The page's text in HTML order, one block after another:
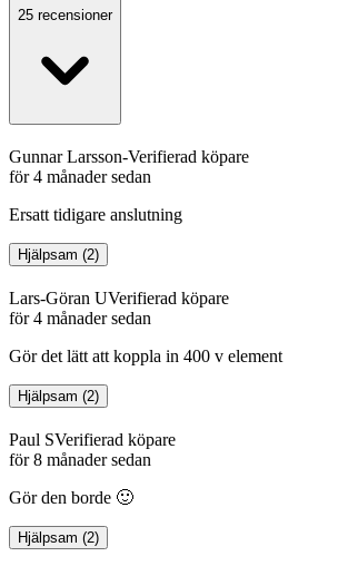
25 recensioner
Gunnar Larsson-Verifierad köpare
för 4 månader sedan
Ersatt tidigare anslutning
Hjälpsam (2)
Lars-Göran UVerifierad köpare
för 4 månader sedan
Gör det lätt att koppla in 400 v element
Hjälpsam (2)
Paul SVerifierad köpare
för 8 månader sedan
Gör den borde 🙂
Hjälpsam (2)